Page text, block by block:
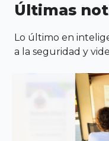
Últimas
Lo último en
a la seguridad y